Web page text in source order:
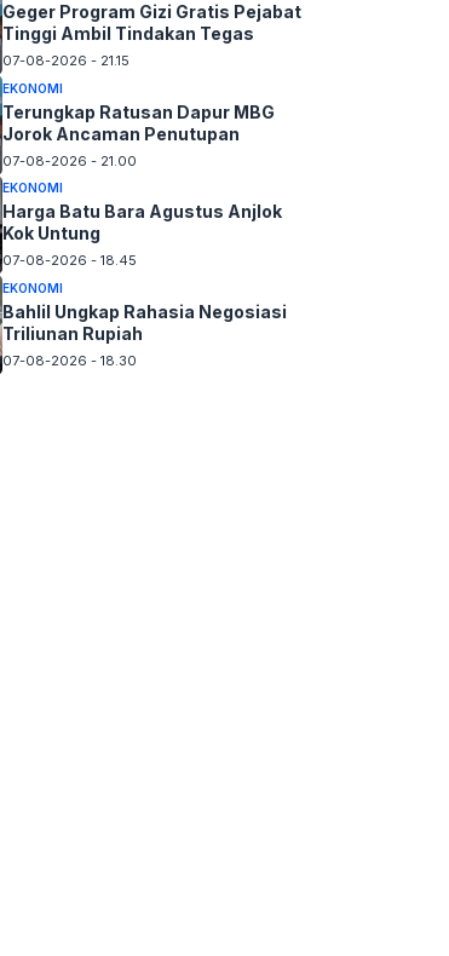
Geger Program Gizi Gratis Pejabat
Tinggi Ambil Tindakan Tegas
07-08-2026 - 21.15
EKONOMI
Terungkap Ratusan Dapur MBG
Jorok Ancaman Penutupan
07-08-2026 - 21.00
EKONOMI
Harga Batu Bara Agustus Anjlok
Kok Untung
07-08-2026 - 18.45
EKONOMI
Bahlil Ungkap Rahasia Negosiasi
Triliunan Rupiah
07-08-2026 - 18.30